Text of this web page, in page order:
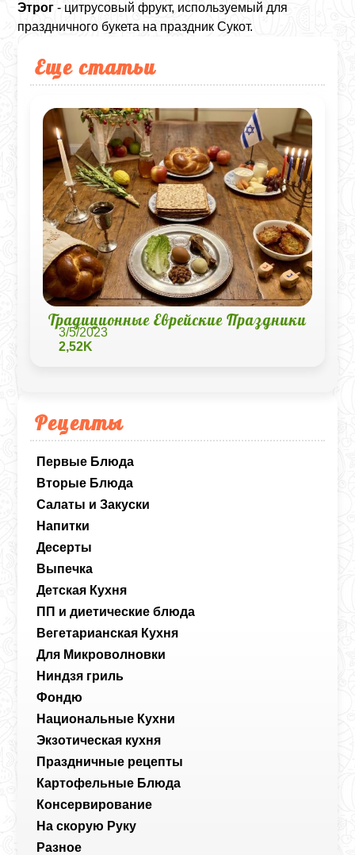
Рецепты
Первые Блюда
Вторые Блюда
Салаты и Закуски
Напитки
Десерты
Выпечка
Детская Кухня
ПП и диетические блюда
Вегетарианская Кухня
Для Микроволновки
Ниндзя гриль
Фондю
Национальные Кухни
Экзотическая кухня
Праздничные рецепты
Картофельные Блюда
Консервирование
На скорую Руку
Разное
Этрог- цитрусовый фрукт, используемый для
праздничного букета на праздник Сукот.
Еще статьи
Традиционные Еврейские Праздники
3/5/2023
2,52K